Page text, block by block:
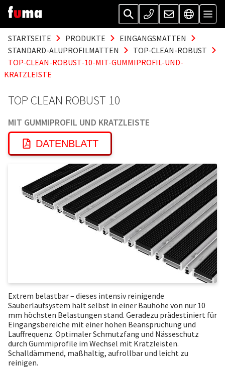
STARTSEITE PRODUKTE
EINGANGSMATTEN
STANDARD-ALUPROFILMATTEN
TOP-CLEAN-ROBUST
TOP-CLEAN-ROBUST-10-MIT-GUMMIPROFIL-UND-
KRATZLEISTE
TOP CLEAN ROBUST 10
MIT GUMMIPROFIL UND KRATZLEISTE
DATENBLATT
Extrem belastbar – dieses intensiv reinigende
Sauberlaufsystem hält selbst in einer Bauhöhe von nur 10
mm höchsten Belastungen stand. Geradezu prädestiniert für
Eingangsbereiche mit einer hohen Beanspruchung und
Lauffrequenz. Optimaler Schmutzfang und Nässeschutz
durch Gummiprofile im Wechsel mit Kratzleisten.
Schalldämmend, maßhaltig, aufrollbar und leicht zu
reinigen.